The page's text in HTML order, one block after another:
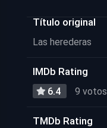
Título original
Las herederas
IMDb Rating
6.4 9 votos
TMDb Rating